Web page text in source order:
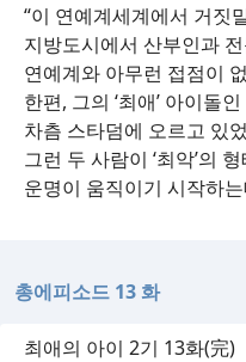
“이 연예계세계에서 거짓
지방도시에서 산부인과
연예계와 아무런 접점이
한편, 그의 ‘최애’ 아이돌
차츰 스타덤에 오르고 있
그런 두 사람이 ‘최악’의
운명이 움직이기 시작하
총에피소드 13 화
최애의 아이 2기 13화(完)